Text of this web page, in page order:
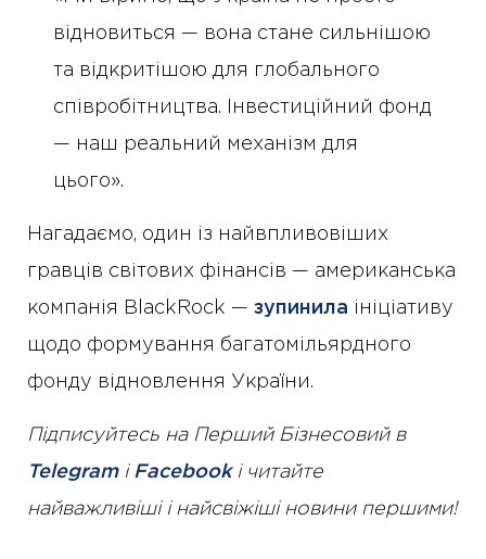
відновиться — вона стане сильнішою
та відкритішою для глобального
співробітництва. Інвестиційний фонд
— наш реальний механізм для
цього».
Нагадаємо, один із найвпливовіших
гравців світових фінансів — американська
компанія BlackRock — зупинила ініціативу
щодо формування багатомільярдного
фонду відновлення України.
Підписуйтесь на Перший Бізнесовий в
Telegramі Facebookі читайте
найважливіші і найсвіжіші новини першими!